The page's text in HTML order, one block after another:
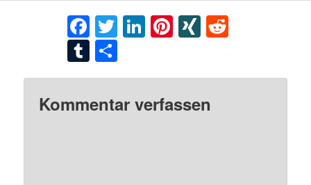
Facebook
Twitter
LinkedIn
Pinterest
XING
Tumblr
Kommentar verfassen